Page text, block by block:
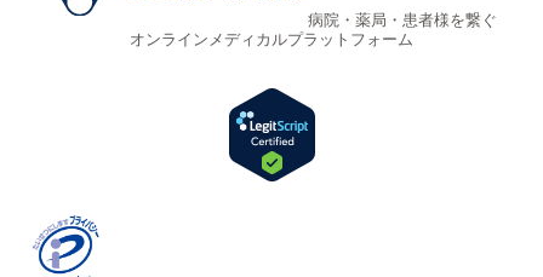
病院・薬局・患者様を繋ぐ
オンラインメディカルプラットフォーム